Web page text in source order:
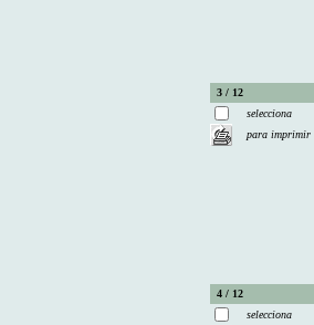
3 / 12
selecciona
para imprimir
4 / 12
selecciona